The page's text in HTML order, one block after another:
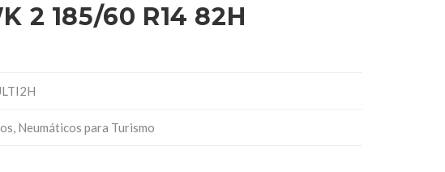
2 185/60 R14 82H
, Neumáticos para Turismo